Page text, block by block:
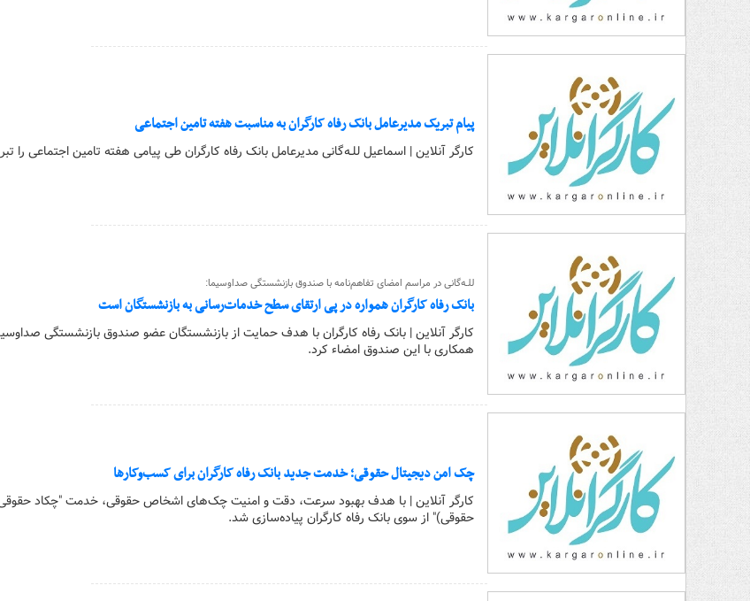
پیام تبریک مدیرعامل بانک رفاه کارگران به مناسبت هفته تامین اجتماعی
کارگر آنلاین | اسماعیل للـه‌گانی مدیرعامل بانک رفاه کارگران طی پیامی هفته تامین اجتماعی را
للـه‌گانی در مراسم امضای تفاهم‌نامه با صندوق بازنشستگی صداو‌سیما:
بانک رفاه کارگران همواره در پی ارتقای سطح خدمات‌رسانی به بازنشستگان است
کارگر آنلاین | بانک رفاه کارگران با هدف حمایت از بازنشستگان عضو صندوق بازنشستگی
همکاری با این صندوق امضاء کرد.
چک امن دیجیتال حقوقی؛ خدمت جدید بانک رفاه کارگران برای کسب‌وکارها
کارگر آنلاین | با هدف بهبود سرعت، دقت و امنیت چک‌های اشخاص حقوقی، خدمت "چکاد
حقوقی)" از سوی بانک رفاه کارگران پیاده‌سازی شد.